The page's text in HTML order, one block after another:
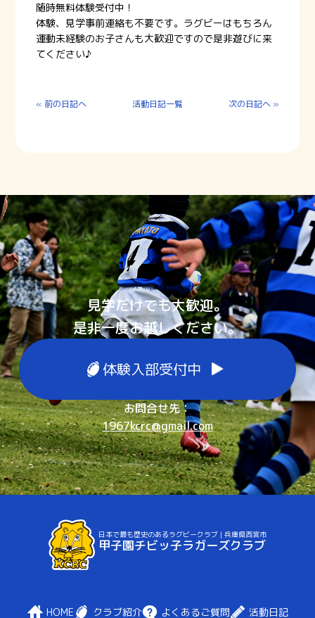
随時無料体験受付中！
体験、見学事前連絡も不要です。ラグビーはもちろん
運動未経験のお子さんも大歓迎ですので是非遊びに来
てください♪
« 前の日記へ 活動日記一覧 次の日記へ »
見学だけでも大歓迎。
是非一度お越しください。
体験入部受付中
お問合せ先：
1967kcrc@gmail.com
日本で最も歴史のあるラグビークラブ | 兵庫県西宮市
甲子園チビッ子ラガーズクラブ
HOME クラブ紹介 よくあるご質問 活動日記